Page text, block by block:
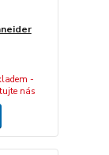
-
nás